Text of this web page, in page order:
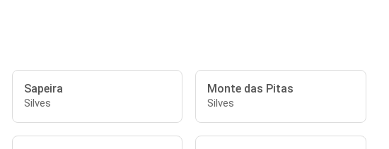
Sapeira
Silves
Monte das Pitas
Silves